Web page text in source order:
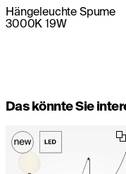
Hängeleuchte Spume
3000K 19W
Das könnte Sie